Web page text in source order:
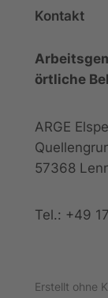
Kontakt
örtliche
ARGE Elspe
57368
Tel.: +49
Erstellt ohne